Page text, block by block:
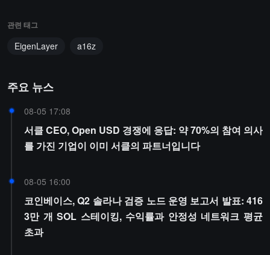
관련 태그
EigenLayer a16z
주요 뉴스
08-05 17:08
서클 CEO, Open USD 경쟁에 응답: 약 70%의 참여 의사
를 가진 기업이 이미 서클의 파트너입니다
08-05 16:00
코인베이스, Q2 솔라나 검증 노드 운영 보고서 발표: 416
3만 개 SOL 스테이킹, 수익률과 안정성 네트워크 평균
초과